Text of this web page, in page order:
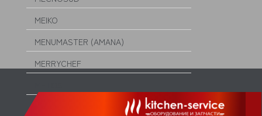
MEIKO
MENUMASTER (AMANA)
MERRYCHEF